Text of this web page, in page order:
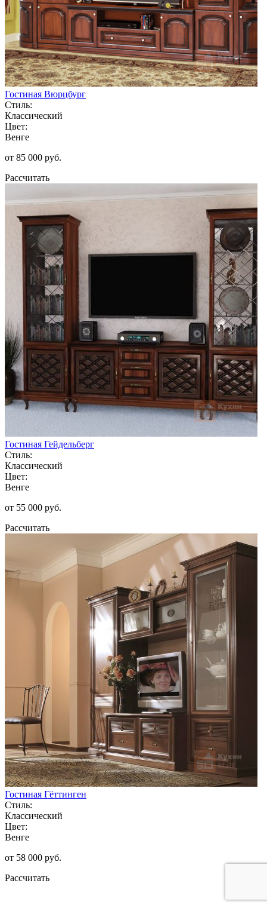
Гостиная Вюрцбург
Стиль:
Классический
Цвет:
Венге
от 85 000 руб.
Рассчитать
Гостиная Гейдельберг
Стиль:
Классический
Цвет:
Венге
от 55 000 руб.
Рассчитать
Гостиная Гёттинген
Стиль:
Классический
Цвет:
Венге
от 58 000 руб.
Рассчитать